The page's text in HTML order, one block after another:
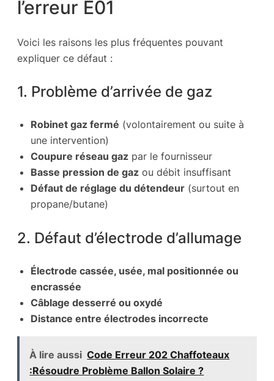
l’erreur E01
Voici les raisons les plus fréquentes pouvant
expliquer ce défaut :
1. Problème d’arrivée de gaz
Robinet gaz fermé (volontairement ou suite à
une intervention)
Coupure réseau gaz par le fournisseur
Basse pression de gaz ou débit insuffisant
Défaut de réglage du détendeur (surtout en
propane/butane)
2. Défaut d’électrode d’allumage
Électrode cassée, usée, mal positionnée ou
encrassée
Câblage desserré ou oxydé
Distance entre électrodes incorrecte
À lire aussi Code Erreur 202 Chaffoteaux
:Résoudre Problème Ballon Solaire ?